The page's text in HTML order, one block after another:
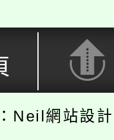
Neil網站設